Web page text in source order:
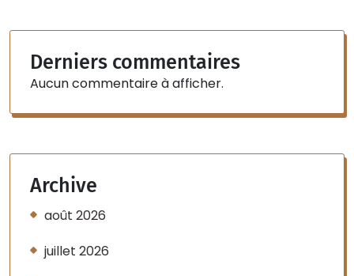
Derniers commentaires
Aucun commentaire à afficher.
Archive
août 2026
juillet 2026